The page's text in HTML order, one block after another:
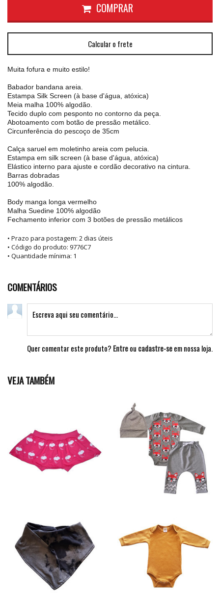
COMPRAR
Calcular o frete
Muita fofura e muito estilo!
Babador bandana areia.
Estampa Silk Screen (à base d'água, atóxica)
Meia malha 100% algodão.
Tecido duplo com pesponto no contorno da peça.
Abotoamento com botão de pressão metálico.
Circunferência do pescoço de 35cm
Calça saruel em moletinho areia com pelucia.
Estampa em silk screen (à base d'água, atóxica)
Elástico interno para ajuste e cordão decorativo na cintura.
Barras dobradas
100% algodão.
Body manga longa vermelho
Malha Suedine 100% algodão
Fechamento inferior com 3 botões de pressão metálicos
• Prazo para postagem: 2 dias úteis
• Código do produto: 9776C7
• Quantidade mínima: 1
COMENTÁRIOS
Quer comentar este produto? Entreou cadastre-seem nossa loja.
VEJA TAMBÉM